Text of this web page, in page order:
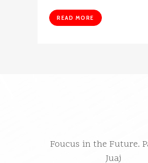
READ MORE
Foucus in the Future.
Juaj